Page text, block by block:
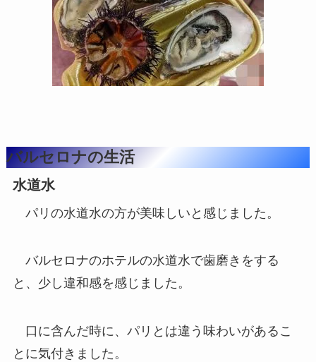
バルセロナの生活
水道水
パリの水道水の方が美味しいと感じました。
バルセロナのホテルの水道水で歯磨きをする
と、少し違和感を感じました。
口に含んだ時に、パリとは違う味わいがあるこ
とに気付きました。